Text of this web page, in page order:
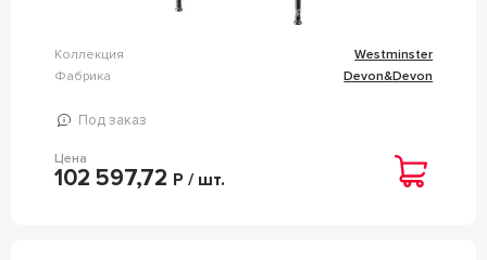
Коллекция
Westminster
Фабрика
Devon&Devon
Под заказ
Цена
102 597,72 Р / шт.